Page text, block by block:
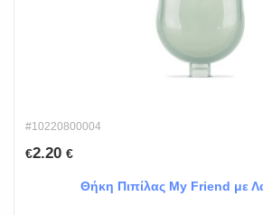
#10220800004
€2.20 €
Θήκη Πιπίλας My Friend με